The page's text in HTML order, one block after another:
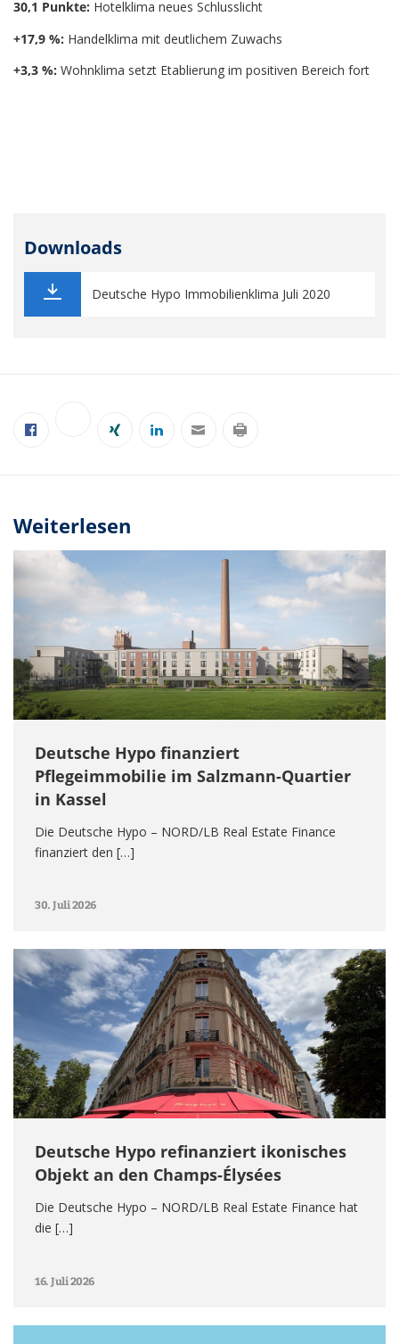
30,1 Punkte: Hotelklima neues Schlusslicht
+17,9 %: Handelklima mit deutlichem Zuwachs
+3,3 %: Wohnklima setzt Etablierung im positiven Bereich fort
Downloads
Deutsche Hypo Immobilienklima Juli 2020
Weiterlesen
Deutsche Hypo finanziert
Pflegeimmobilie im Salzmann-Quartier
in Kassel
Die Deutsche Hypo – NORD/LB Real Estate Finance
finanziert den […]
30. Juli 2026
Deutsche Hypo refinanziert ikonisches
Objekt an den Champs-Élysées
Die Deutsche Hypo – NORD/LB Real Estate Finance hat
die […]
16. Juli 2026